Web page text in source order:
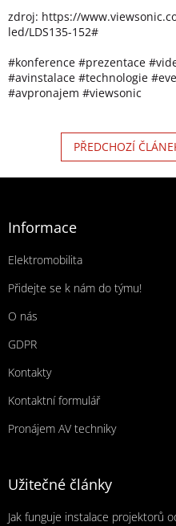
zdroj: https://
led/LDS135-152#
#konference #prezentace
#avinstalace #technologie
#avpronajem #viewsonic
PŘEDCHOZÍ
Informace
Elektromobilita
Přidejte se k nám do týmu!
O nás
GDPR
Kontakty
Kontaktní formulář
Pronájem AV techniky
Užitečné články
Jak funguje instalace projektorů